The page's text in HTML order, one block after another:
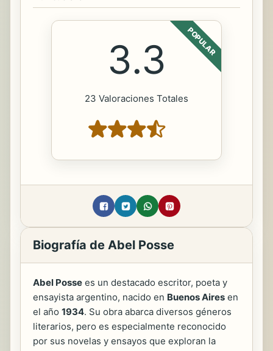
POPULAR
3.3
23 Valoraciones Totales
Biografía de Abel Posse
Abel Posse es un destacado escritor, poeta y
ensayista argentino, nacido en Buenos Aires en
el año 1934. Su obra abarca diversos géneros
literarios, pero es especialmente reconocido
por sus novelas y ensayos que exploran la